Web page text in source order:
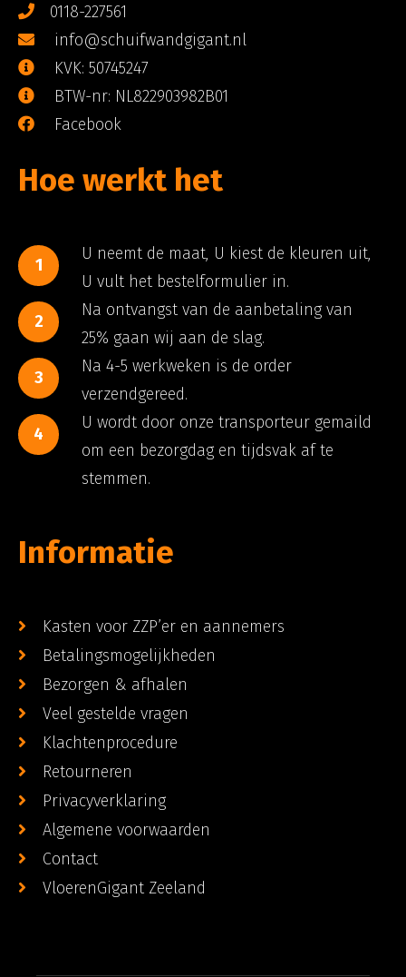
0118-227561
info@schuifwandgigant.nl
KVK: 50745247
BTW-nr: NL822903982B01
Facebook
Hoe werkt het
1
U neemt de maat, U kiest de kleuren uit,
U vult het bestelformulier in.
2
Na ontvangst van de aanbetaling van
25% gaan wij aan de slag.
3
Na 4-5 werkweken is de order
verzendgereed.
4
U wordt door onze transporteur gemaild
om een bezorgdag en tijdsvak af te
stemmen.
Informatie
Kasten voor ZZP’er en aannemers
Betalingsmogelijkheden
Bezorgen & afhalen
Veel gestelde vragen
Klachtenprocedure
Retourneren
Privacyverklaring
Algemene voorwaarden
Contact
VloerenGigant Zeeland